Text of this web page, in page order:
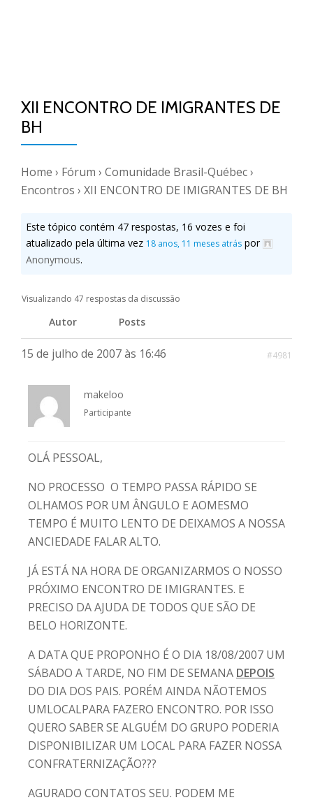
XII ENCONTRO DE IMIGRANTES DE
BH
Home › Fórum › Comunidade Brasil-Québec›
Encontros › XII ENCONTRO DE IMIGRANTES DE BH
Este tópico contém 47 respostas, 16 vozes e foi
atualizado pela última vez 18 anos, 11 meses atrás por
Anonymous.
Visualizando 47 respostas da discussão
Autor Posts
15 de julho de 2007 às 16:46 #4981
makeloo
Participante
OLÁ PESSOAL,
NO PROCESSO O TEMPO PASSA RÁPIDO SE
OLHAMOS POR UM ÂNGULO E AOMESMO
TEMPO É MUITO LENTO DE DEIXAMOS A NOSSA
ANCIEDADE FALAR ALTO.
JÁ ESTÁ NA HORA DE ORGANIZARMOS O NOSSO
PRÓXIMO ENCONTRO DE IMIGRANTES. E
PRECISO DA AJUDA DE TODOS QUE SÃO DE
BELO HORIZONTE.
A DATA QUE PROPONHO É O DIA 18/08/2007 UM
SÁBADO A TARDE, NO FIM DE SEMANA DEPOIS
DO DIA DOS PAIS. PORÉM AINDA NÃOTEMOS
UMLOCALPARA FAZERO ENCONTRO. POR ISSO
QUERO SABER SE ALGUÉM DO GRUPO PODERIA
DISPONIBILIZAR UM LOCAL PARA FAZER NOSSA
CONFRATERNIZAÇÃO???
AGURADO CONTATOS SEU. PODEM ME